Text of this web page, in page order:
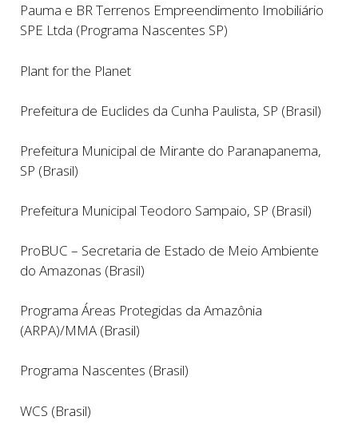
Pauma e BR Terrenos Empreendimento Imobiliário
SPE Ltda (Programa Nascentes SP)
Plant for the Planet
Prefeitura de Euclides da Cunha Paulista, SP (Brasil)
Prefeitura Municipal de Mirante do Paranapanema,
SP (Brasil)
Prefeitura Municipal Teodoro Sampaio, SP (Brasil)
ProBUC – Secretaria de Estado de Meio Ambiente
do Amazonas (Brasil)
Programa Áreas Protegidas da Amazônia
(ARPA)/MMA (Brasil)
Programa Nascentes (Brasil)
WCS (Brasil)